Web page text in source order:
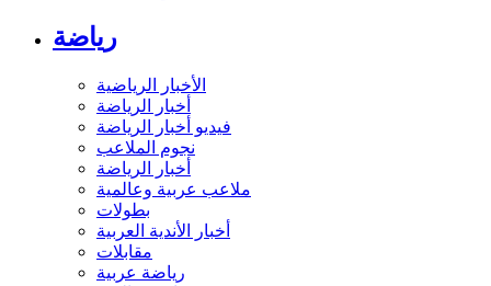
رياضة
الأخبار الرياضية
أخبار الرياضة
فيديو أخبار الرياضة
نجوم الملاعب
أخبار الرياضة
ملاعب عربية وعالمية
بطولات
أخبار الأندية العربية
مقابلات
رياضة عربية